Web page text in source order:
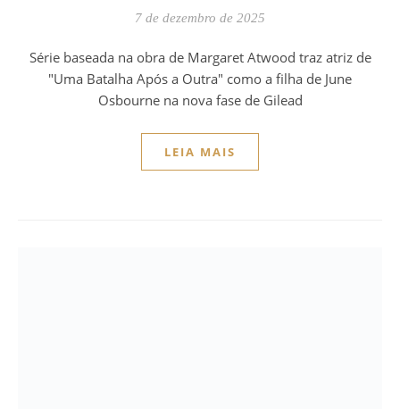
7 de dezembro de 2025
Série baseada na obra de Margaret Atwood traz atriz de
"Uma Batalha Após a Outra" como a filha de June
Osbourne na nova fase de Gilead
LEIA MAIS